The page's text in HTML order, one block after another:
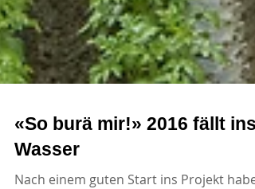
«So burä mir!» 2016 fällt ins
Wasser